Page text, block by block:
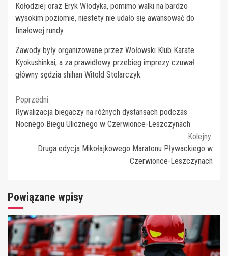
Kołodziej oraz Eryk Włodyka, pomimo walki na bardzo
wysokim poziomie, niestety nie udało się awansować do
finałowej rundy.
Zawody były organizowane przez Wołowski Klub Karate
Kyokushinkai, a za prawidłowy przebieg imprezy czuwał
główny sędzia shihan Witold Stolarczyk.
Continue
Reading
Poprzedni:
Rywalizacja biegaczy na różnych dystansach podczas
Nocnego Biegu Ulicznego w Czerwionce-Leszczynach
Kolejny:
Druga edycja Mikołajkowego Maratonu Pływackiego w
Czerwionce-Leszczynach
Powiązane wpisy